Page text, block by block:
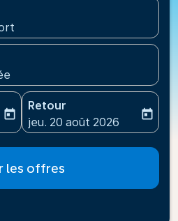
date-aria-label
today
Retour
fc-booking-return-date-
jeu. 20 août 2026
today
les offres